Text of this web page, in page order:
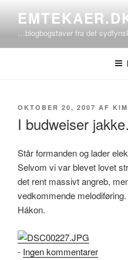
indhold…blogbogstaver fra det
UDGIVET
OKTOBER 20, 2007 AF KIM
I budweiser
Står formanden og lader
Selvom vi var blevet lovet
det rent massivt angreb,
vedkommende
Hákon.
- Ingen kommentarertil